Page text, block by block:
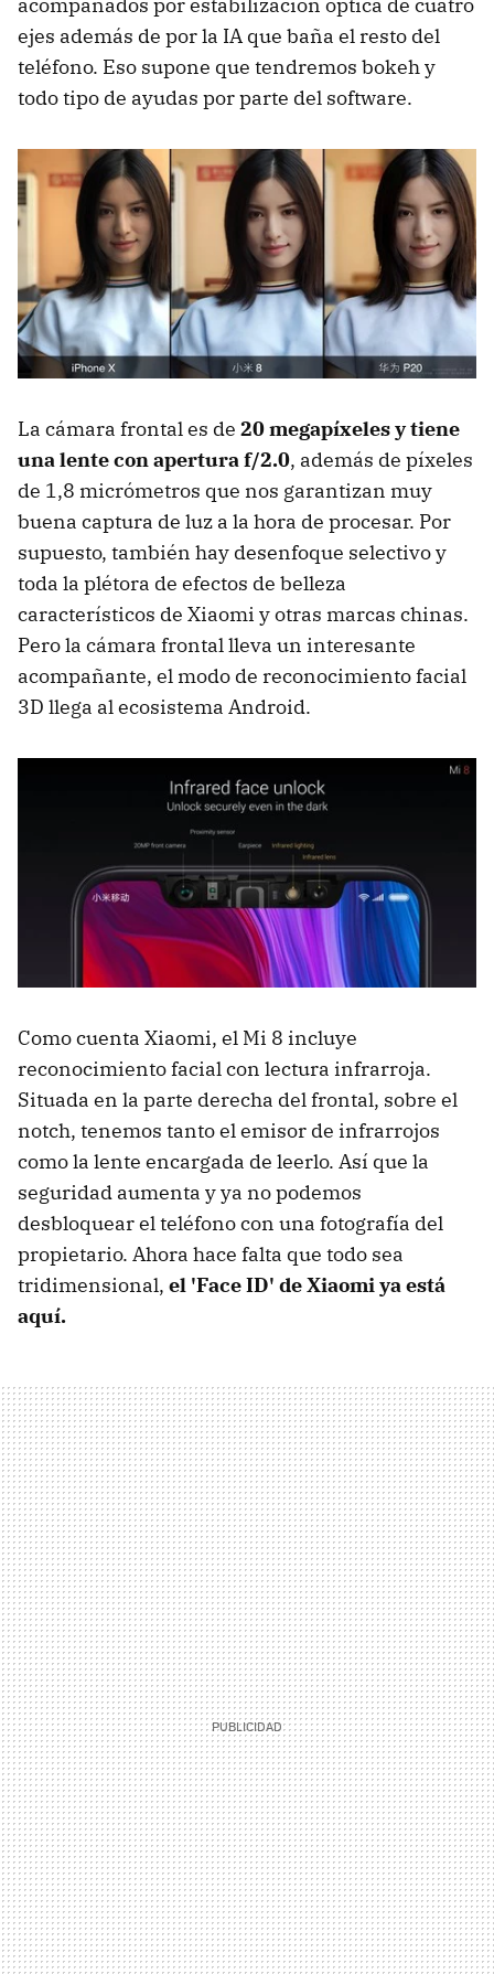
ejes además de por la IA que baña el resto del
teléfono. Eso supone que tendremos bokeh y
todo tipo de ayudas por parte del software.
La cámara frontal es de 20 megapíxeles y tiene
una lente con apertura f/2.0, además de píxeles
de 1,8 micrómetros que nos garantizan muy
buena captura de luz a la hora de procesar. Por
supuesto, también hay desenfoque selectivo y
toda la plétora de efectos de belleza
característicos de Xiaomi y otras marcas chinas.
Pero la cámara frontal lleva un interesante
acompañante, el modo de reconocimiento facial
3D llega al ecosistema Android.
Como cuenta Xiaomi, el Mi 8 incluye
reconocimiento facial con lectura infrarroja.
Situada en la parte derecha del frontal, sobre el
notch, tenemos tanto el emisor de infrarrojos
como la lente encargada de leerlo. Así que la
seguridad aumenta y ya no podemos
desbloquear el teléfono con una fotografía del
propietario. Ahora hace falta que todo sea
tridimensional, el 'Face ID' de Xiaomi ya está
aquí.